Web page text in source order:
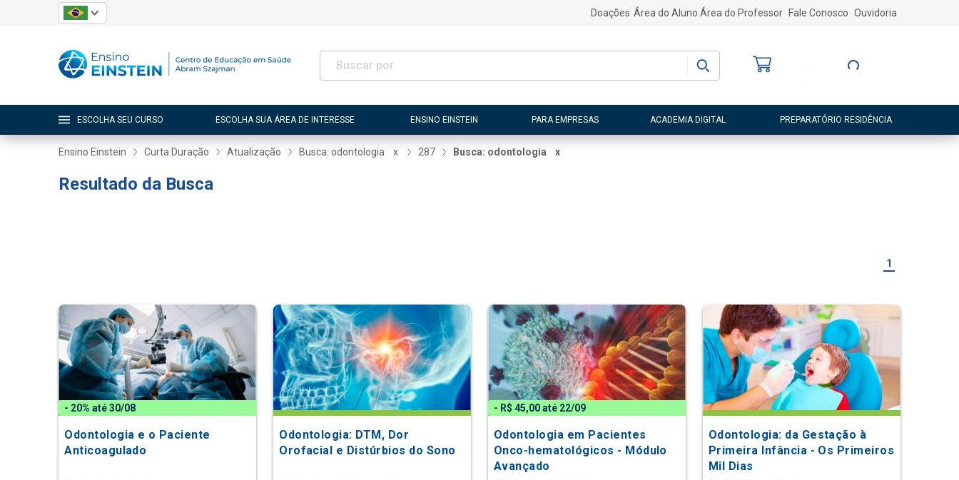
Doações Área do Aluno Área do Professor Fale Conosco Ouvidoria
Entre ou Cadastre-
ESCOLHA SEU CURSO ESCOLHA SUA ÁREA DE INTERESSE ENSINO EINSTEIN PARA EMPRESAS ACADEMIA DIGITAL PREPARATÓRIO RESIDÊNCIA
Ensino Einstein Curta Duração Atualização Busca: odontologia x 287 Busca: odontologia x
Resultado da Busca
1
- 20% até 30/08
Odontologia e o Paciente
Anticoagulado
Odontologia: DTM, Dor
Orofacial e Distúrbios do Sono
- R$ 45,00 até 22/09
Odontologia em Pacientes
Onco-hematológicos - Módulo
Avançado
Odontologia: da Gestação à
Primeira Infância - Os Primeiros
Mil Dias